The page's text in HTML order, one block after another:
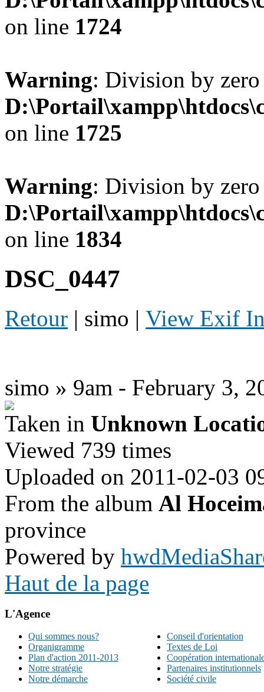
on line 1724
Warning: Division by
on line 1725
Warning: Division by
on line 1834
DSC_0447
Retour | simo | View Exif
simo » 9am - February 3,
Taken in Unknown
Viewed 739 times
Uploaded on 2011-02-03
From the album Al
province
Powered by
Haut de la page
L'Agence
Qui sommes nous?
Organigramme
Plan d'action 2011-2013
Notre stratégie
Notre démarche
Conseil d'orientation
Textes de Loi
Coopération
Partenaires institutionnels
Société civile